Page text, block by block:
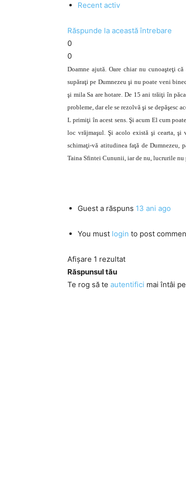
Recent activ
Răspunde la această întrebare
0
0
Doamne ajută. Oare chiar nu cunoaşteţi
supăraţi pe Dumnezeu şi nu poate veni
şi mila Sa are hotare. De 15 ani trăiţi în
probleme, dar ele se rezolvă şi se depăşesc
L primiţi în acest sens. Şi acum El cum
loc vrăjmaşul. Şi acolo există şi cearta,
schimaţi-vă atitudinea faţă de
Taina Sfintei Cununii, iar de nu, lucrurile nu
Guest a răspuns 13 ani ago
You must login to post
Afișare 1 rezultat
Răspunsul tău
Te rog să te autentifici mai întâi